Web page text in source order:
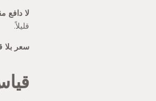
لا دافع
قليلاً.
سعر بلا